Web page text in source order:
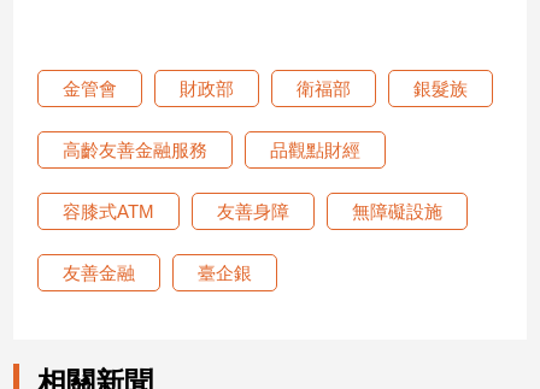
金管會 財政部 衛福部 銀髮族
高齡友善金融服務 品觀點財經
容膝式ATM 友善身障 無障礙設施
友善金融 臺企銀